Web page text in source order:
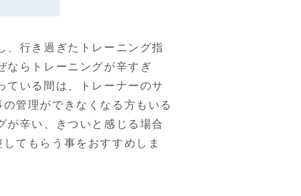
、行き過ぎたトレーニング指
ならトレーニングが辛すぎ
ている間は、トレーナーのサ
管理ができなくなる方もいる
が辛い、きついと感じる場合
てもらう事をおすすめしま